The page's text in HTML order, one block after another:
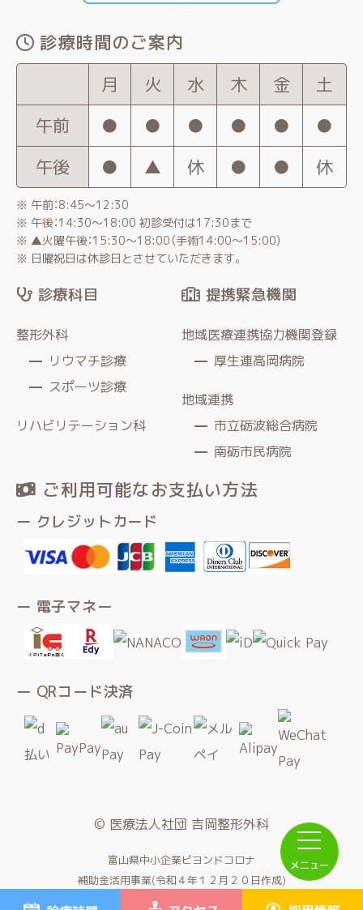
診療時間のご案内
月
火 水 木 金
土
午前
● ● ● ● ●
●
午後
● ▲ 休 ● ● 休
※ 午前：8:45〜12:30
※ 午後：14:30〜18:00 初診受付は17:30まで
※ ▲火曜午後：15:30～18:00（手術14:00～15:00）
※ 日曜祝日は休診日とさせていただきます。
診療科目
整形外科
リウマチ診療
スポーツ診療
リハビリテーション科
提携緊急機関
地域医療連携協力機関登録
厚生連高岡病院
地域連携
市立砺波総合病院
南砺市民病院
ご利用可能なお支払い方法
ー クレジットカード
ー 電子マネー
ー QRコード決済
© 医療法人社団 吉岡整形外科
富山県中小企業ビヨンドコロナ
補助金活用事業(令和４年１２月２０日作成)
メニュー